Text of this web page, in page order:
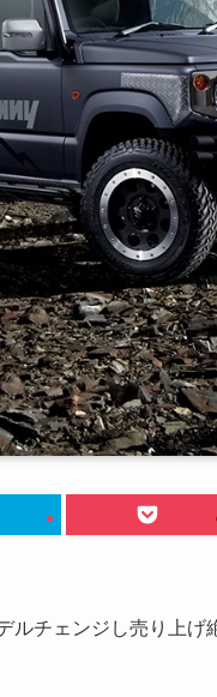
ルチェンジし売り上げ